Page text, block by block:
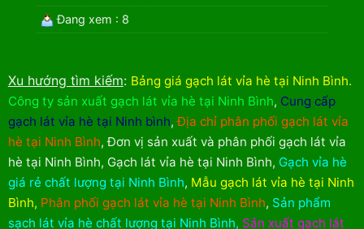
Đang xem : 8
Xu hướng tìm kiếm: Bảng giá gạch lát vỉa hè tại Ninh Bình.
Công ty sản xuất gạch lát vỉa hè tại Ninh Bình, Cung cấp
gạch lát vỉa hè tại Ninh bình,Địa chỉ phân phối gạch lát vỉa
hè tại Ninh Bình,Đơn vị sản xuất và phân phối gạch lát vỉa
hè tại Ninh Bình, Gạch lát vỉa hè tại Ninh Bình, Gạch vỉa hè
giá rẻ chất lượng tại Ninh Bình, Mẫu gạch lát vỉa hè tại Ninh
Bình, Phân phối gạch lát vỉa hè tại Ninh Bình, Sản phẩm
sạch lát vỉa hè chất lượng tại Ninh Bình, Sản xuất gạch lát